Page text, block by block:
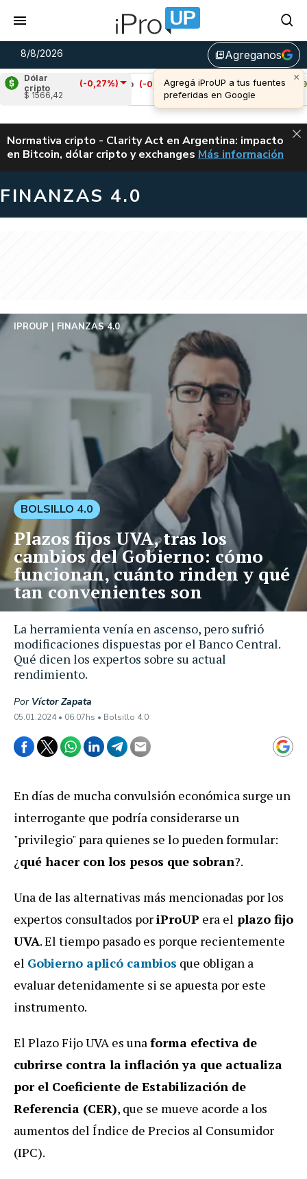
8/8/2026 library_addAgreganos
Dólar
cripto
(-0,27%)
$ 1566,42
Cardano (-0,74%)
Avalanche (2,29%)
u$s 6,52
ALERTA
Normativa cripto - Clarity Act en Argentina: impacto
en Bitcoin, dólar cripto y exchanges CLARITY ACT EN
Más información
FINANZAS 4.0
La herramienta venía en ascenso, pero sufrió
modificaciones dispuestas por el Banco Central.
Qué dicen los expertos sobre su actual
rendimiento.
IPROUP FINANZAS 4.0
Por Víctor Zapata
05.01.2024 • 06:07hs • Bolsillo 4.0
BOLSILLO 4.0
Plazos fijos UVA, tras los
cambios del Gobierno: cómo
funcionan, cuánto rinden y qué
tan convenientes son
En días de mucha convulsión económica surge un
interrogante que podría considerarse un
"privilegio" para quienes se lo pueden formular:
¿qué hacer con los pesos que sobran?.
Una de las alternativas más mencionadas por los
expertos consultados poriProUP era el plazo fijo
UVA. El tiempo pasado es porque recientemente
el Gobierno aplicó cambios que obligan a
evaluar detenidamente si se apuesta por este
instrumento.
El Plazo Fijo UVA es unaforma efectiva de
cubrirse contra la inflación ya que actualiza
por el Coeficiente de Estabilización de
Referencia (CER), que se mueve acorde a los
aumentos del Índice de Precios al Consumidor
(IPC).